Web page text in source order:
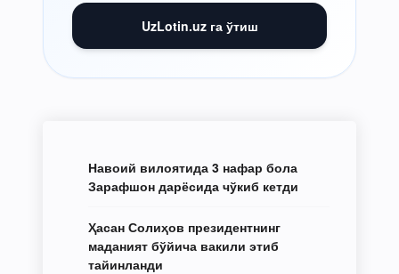
UzLotin.uz га ўтиш
Навоий вилоятида 3 нафар бола
Зарафшон дарёсида чўкиб кетди
Ҳасан Солиҳов президентнинг
маданият бўйича вакили этиб
тайинланди